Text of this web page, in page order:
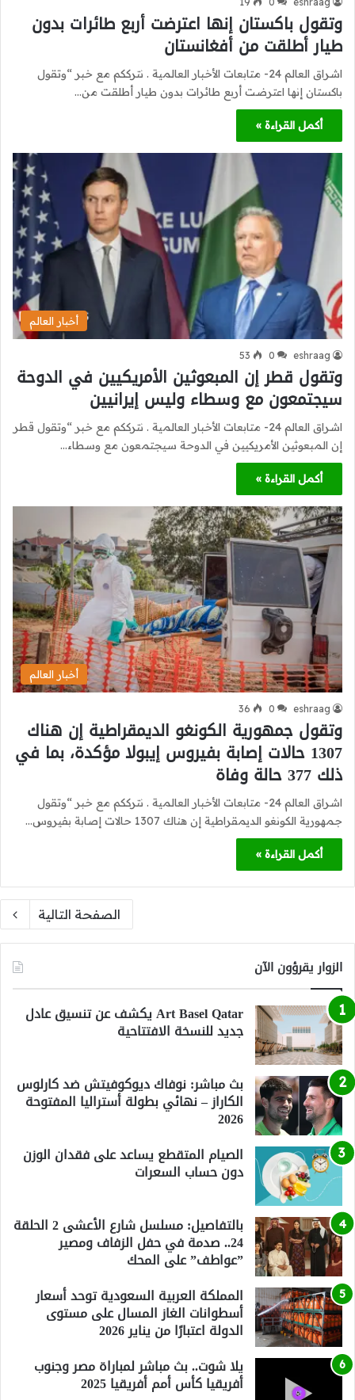
وتقول باكستان إنها اعترضت أربع طائرات بدون
طيار أطلقت من أفغانستان
اشراق العالم 24- متابعات الأخبار العالمية . نترككم مع خبر “وتقول
باكستان إنها اعترضت أربع طائرات بدون طيار أطلقت من…
أكمل القراءة »
أخبار العالم
eshraag
0
53
وتقول قطر إن المبعوثين الأمريكيين في الدوحة
سيجتمعون مع وسطاء وليس إيرانيين
اشراق العالم 24- متابعات الأخبار العالمية . نترككم مع خبر “وتقول قطر
إن المبعوثين الأمريكيين في الدوحة سيجتمعون مع وسطاء…
أكمل القراءة »
أخبار العالم
eshraag
0
36
وتقول جمهورية الكونغو الديمقراطية إن هناك
1307 حالات إصابة بفيروس إيبولا مؤكدة، بما في
ذلك 377 حالة وفاة
اشراق العالم 24- متابعات الأخبار العالمية . نترككم مع خبر “وتقول
جمهورية الكونغو الديمقراطية إن هناك 1307 حالات إصابة بفيروس…
أكمل القراءة »
الصفحة التالية
الزوار يقرؤون الآن
Art Basel Qatar يكشف عن تنسيق عادل
جديد للنسخة الافتتاحية
بث مباشر: نوفاك ديوكوفيتش ضد كارلوس
الكاراز – نهائي بطولة أستراليا المفتوحة
2026
الصيام المتقطع يساعد على فقدان الوزن
دون حساب السعرات
بالتفاصيل: مسلسل شارع الأعشى 2 الحلقة
24.. صدمة في حفل الزفاف ومصير
”عواطف” على المحك
المملكة العربية السعودية توحد أسعار
أسطوانات الغاز المسال على مستوى
الدولة اعتبارًا من يناير 2026
يلا شوت.. بث مباشر لمباراة مصر وجنوب
أفريقيا كأس أمم أفريقيا 2025